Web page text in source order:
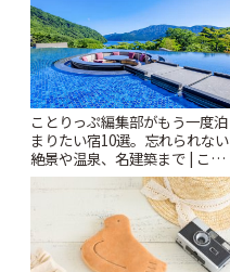
ことりっぷ編集部がもう一度泊
まりたい宿10選。忘れられない
絶景や温泉、名建築まで | こと
りっぷ